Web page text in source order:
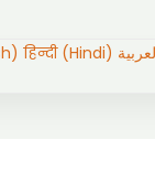
हिन्दी (Hindi)